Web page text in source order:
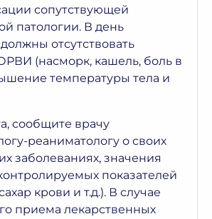
сопутствующей
патологии. В день
отсутствовать
(насморк, кашель, боль в
температуры тела и
сообщите врачу
реаниматологу о своих
заболеваниях, значения
показателей
крови и т.д.). В случае
приема лекарственных